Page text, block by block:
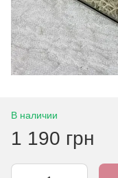
В наличии
1 190 грн